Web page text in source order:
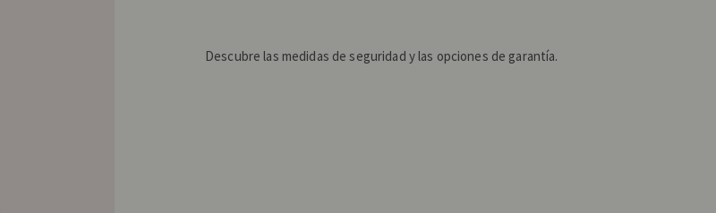
Descubre las medidas de seguridad y las opciones de garantía.